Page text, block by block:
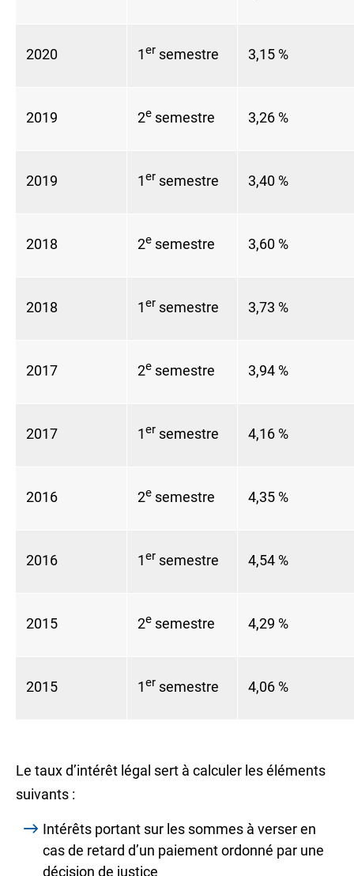
2020 1er semestre 3,15 %
2019 2e semestre 3,26 %
2019 1er semestre 3,40 %
2018 2e semestre 3,60 %
2018 1er semestre 3,73 %
2017 2e semestre 3,94 %
2017 1er semestre 4,16 %
2016 2e semestre 4,35 %
2016 1er semestre 4,54 %
2015 2e semestre 4,29 %
2015 1er semestre 4,06 %
Le taux d’intérêt légal sert à calculer les éléments
suivants :
Intérêts portant sur les sommes à verser en
cas de retard d’un paiement ordonné par une
décision de justice